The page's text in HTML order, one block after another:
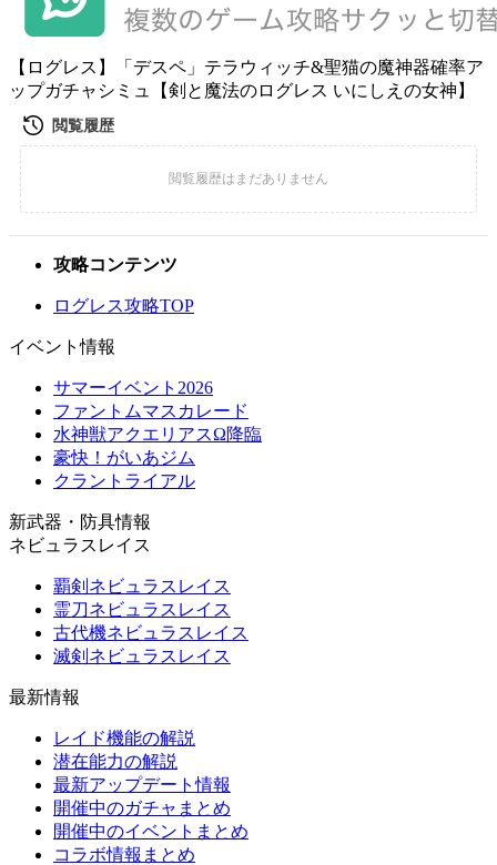
【ログレス】「デスペ」テラウィッチ&聖猫の魔神器確率ア
ップガチャシミュ【剣と魔法のログレス いにしえの女神】
攻略コンテンツ
ログレス攻略TOP
イベント情報
サマーイベント2026
ファントムマスカレード
水神獣アクエリアスΩ降臨
豪快！がいあジム
クラントライアル
新武器・防具情報
ネビュラスレイス
覇剣ネビュラスレイス
霊刀ネビュラスレイス
古代機ネビュラスレイス
滅剣ネビュラスレイス
最新情報
レイド機能の解説
潜在能力の解説
最新アップデート情報
開催中のガチャまとめ
開催中のイベントまとめ
コラボ情報まとめ